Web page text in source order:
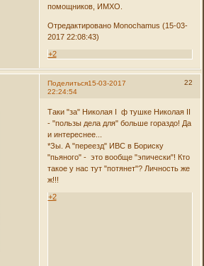
помощников, ИМХО.
Отредактировано Monochamus (15-03-
2017 22:08:43)
+2
Поделиться 22
15-03-2017
22:24:54
Таки "за" Николая I ф тушке Николая II
- "пользы дела для" больше гораздо! Да
и интереснее...
*Зы. А "переезд" ИВС в Бориску
"пьяного" - это вообще "эпически"! Кто
такое у нас тут "потянет"? Личность же
ж!!!
+2